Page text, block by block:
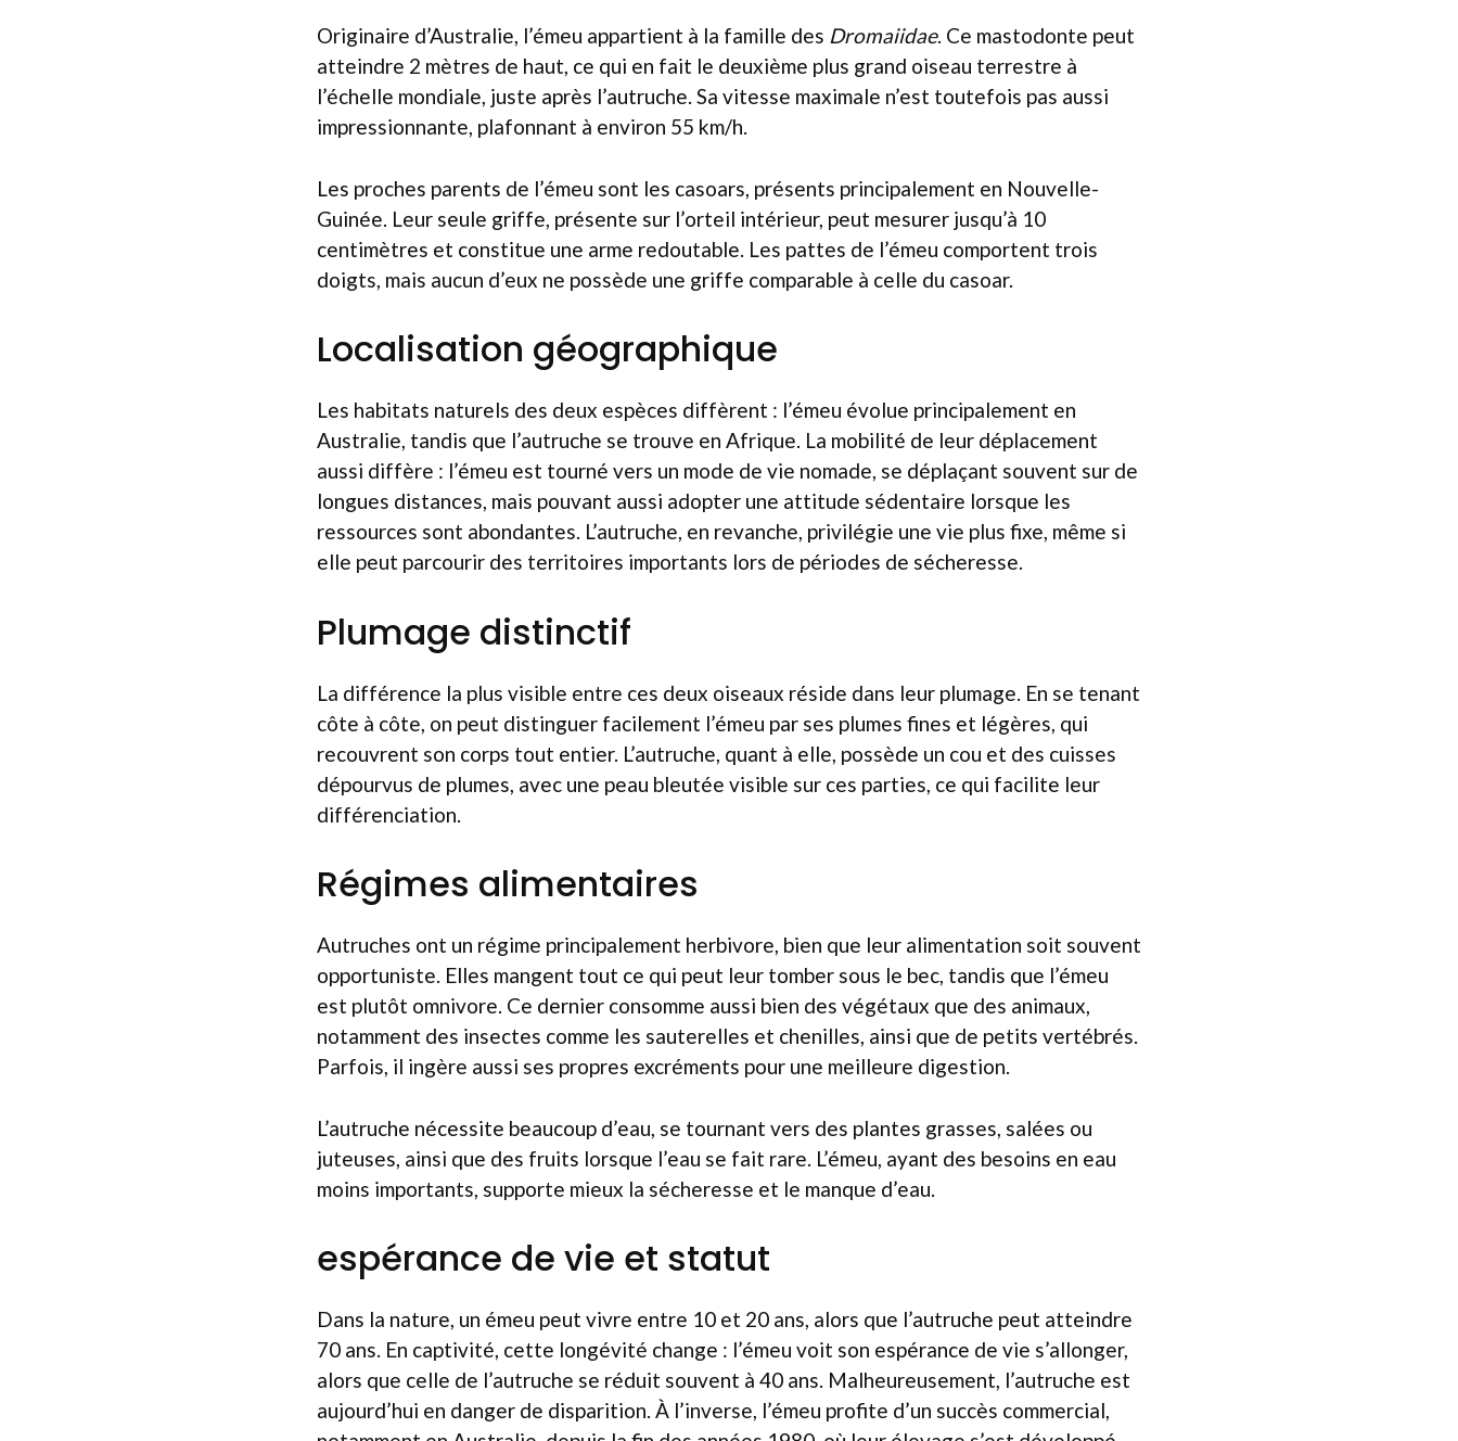
Originaire d’Australie, l’émeu appartient à la famille des Dromaiidae. Ce mastodonte peut
atteindre 2 mètres de haut, ce qui en fait le deuxième plus grand oiseau terrestre à
l’échelle mondiale, juste après l’autruche. Sa vitesse maximale n’est toutefois pas aussi
impressionnante, plafonnant à environ 55 km/h.
Les proches parents de l’émeu sont les casoars, présents principalement en Nouvelle-
Guinée. Leur seule griffe, présente sur l’orteil intérieur, peut mesurer jusqu’à 10
centimètres et constitue une arme redoutable. Les pattes de l’émeu comportent trois
doigts, mais aucun d’eux ne possède une griffe comparable à celle du casoar.
Localisation géographique
Les habitats naturels des deux espèces diffèrent : l’émeu évolue principalement en
Australie, tandis que l’autruche se trouve en Afrique. La mobilité de leur déplacement
aussi diffère : l’émeu est tourné vers un mode de vie nomade, se déplaçant souvent sur de
longues distances, mais pouvant aussi adopter une attitude sédentaire lorsque les
ressources sont abondantes. L’autruche, en revanche, privilégie une vie plus fixe, même si
elle peut parcourir des territoires importants lors de périodes de sécheresse.
Plumage distinctif
La différence la plus visible entre ces deux oiseaux réside dans leur plumage. En se tenant
côte à côte, on peut distinguer facilement l’émeu par ses plumes fines et légères, qui
recouvrent son corps tout entier. L’autruche, quant à elle, possède un cou et des cuisses
dépourvus de plumes, avec une peau bleutée visible sur ces parties, ce qui facilite leur
différenciation.
Régimes alimentaires
Autruches ont un régime principalement herbivore, bien que leur alimentation soit souvent
opportuniste. Elles mangent tout ce qui peut leur tomber sous le bec, tandis que l’émeu
est plutôt omnivore. Ce dernier consomme aussi bien des végétaux que des animaux,
notamment des insectes comme les sauterelles et chenilles, ainsi que de petits vertébrés.
Parfois, il ingère aussi ses propres excréments pour une meilleure digestion.
L’autruche nécessite beaucoup d’eau, se tournant vers des plantes grasses, salées ou
juteuses, ainsi que des fruits lorsque l’eau se fait rare. L’émeu, ayant des besoins en eau
moins importants, supporte mieux la sécheresse et le manque d’eau.
espérance de vie et statut
Dans la nature, un émeu peut vivre entre 10 et 20 ans, alors que l’autruche peut atteindre
70 ans. En captivité, cette longévité change : l’émeu voit son espérance de vie s’allonger,
alors que celle de l’autruche se réduit souvent à 40 ans. Malheureusement, l’autruche est
aujourd’hui en danger de disparition. À l’inverse, l’émeu profite d’un succès commercial,